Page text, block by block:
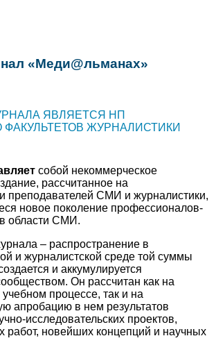
«Меди@льманах»
ЯВЛЯЕТСЯ НП
ФАКУЛЬТЕТОВ ЖУРНАЛИСТИКИ
собой некоммерческое
рассчитанное на
преподавателей СМИ и журналистики,
новое поколение профессионалов-
области СМИ.
– распространение в
и журналистской среде той суммы
и аккумулируется
Он рассчитан как на
процессе, так и на
апробацию в нем результатов
исследовательских проектов,
работ, новейших концепций и научных